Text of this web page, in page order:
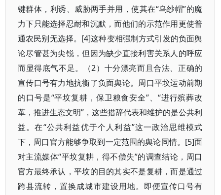
键群体，利诱、威胁两手并用，使其在“乌纱帽”的魔
力下只能选择忍耐和沉默，而他们的示范作用更使普
通农民别无选择。[4]这种变相强制方式引发的负面舆
论尽管甚为尖锐，但因为缺少直接利害关系人的呼应
而显得底气不足。（2）十分漂亮而且合法、正确的
宣传口号有力地抗衡了负面舆论。周口平坟运动前期
的口号是“平坟复耕，保卫粮食安全”、“进行殡葬改
革，推进生态文明”，这些措辞代表和维护的是公共利
益。在“公共利益优于个人利益”这一政治思维模式
下，周口官方能够争取到一定范围的舆论同情。[5]面
对主流媒体“平坟复耕，得不偿失”的调查结论，周口
官方最终承认，平坟的目的其实不是复耕，而是通过
跨县流转，置换成城市建设用地。即便宣传口号有